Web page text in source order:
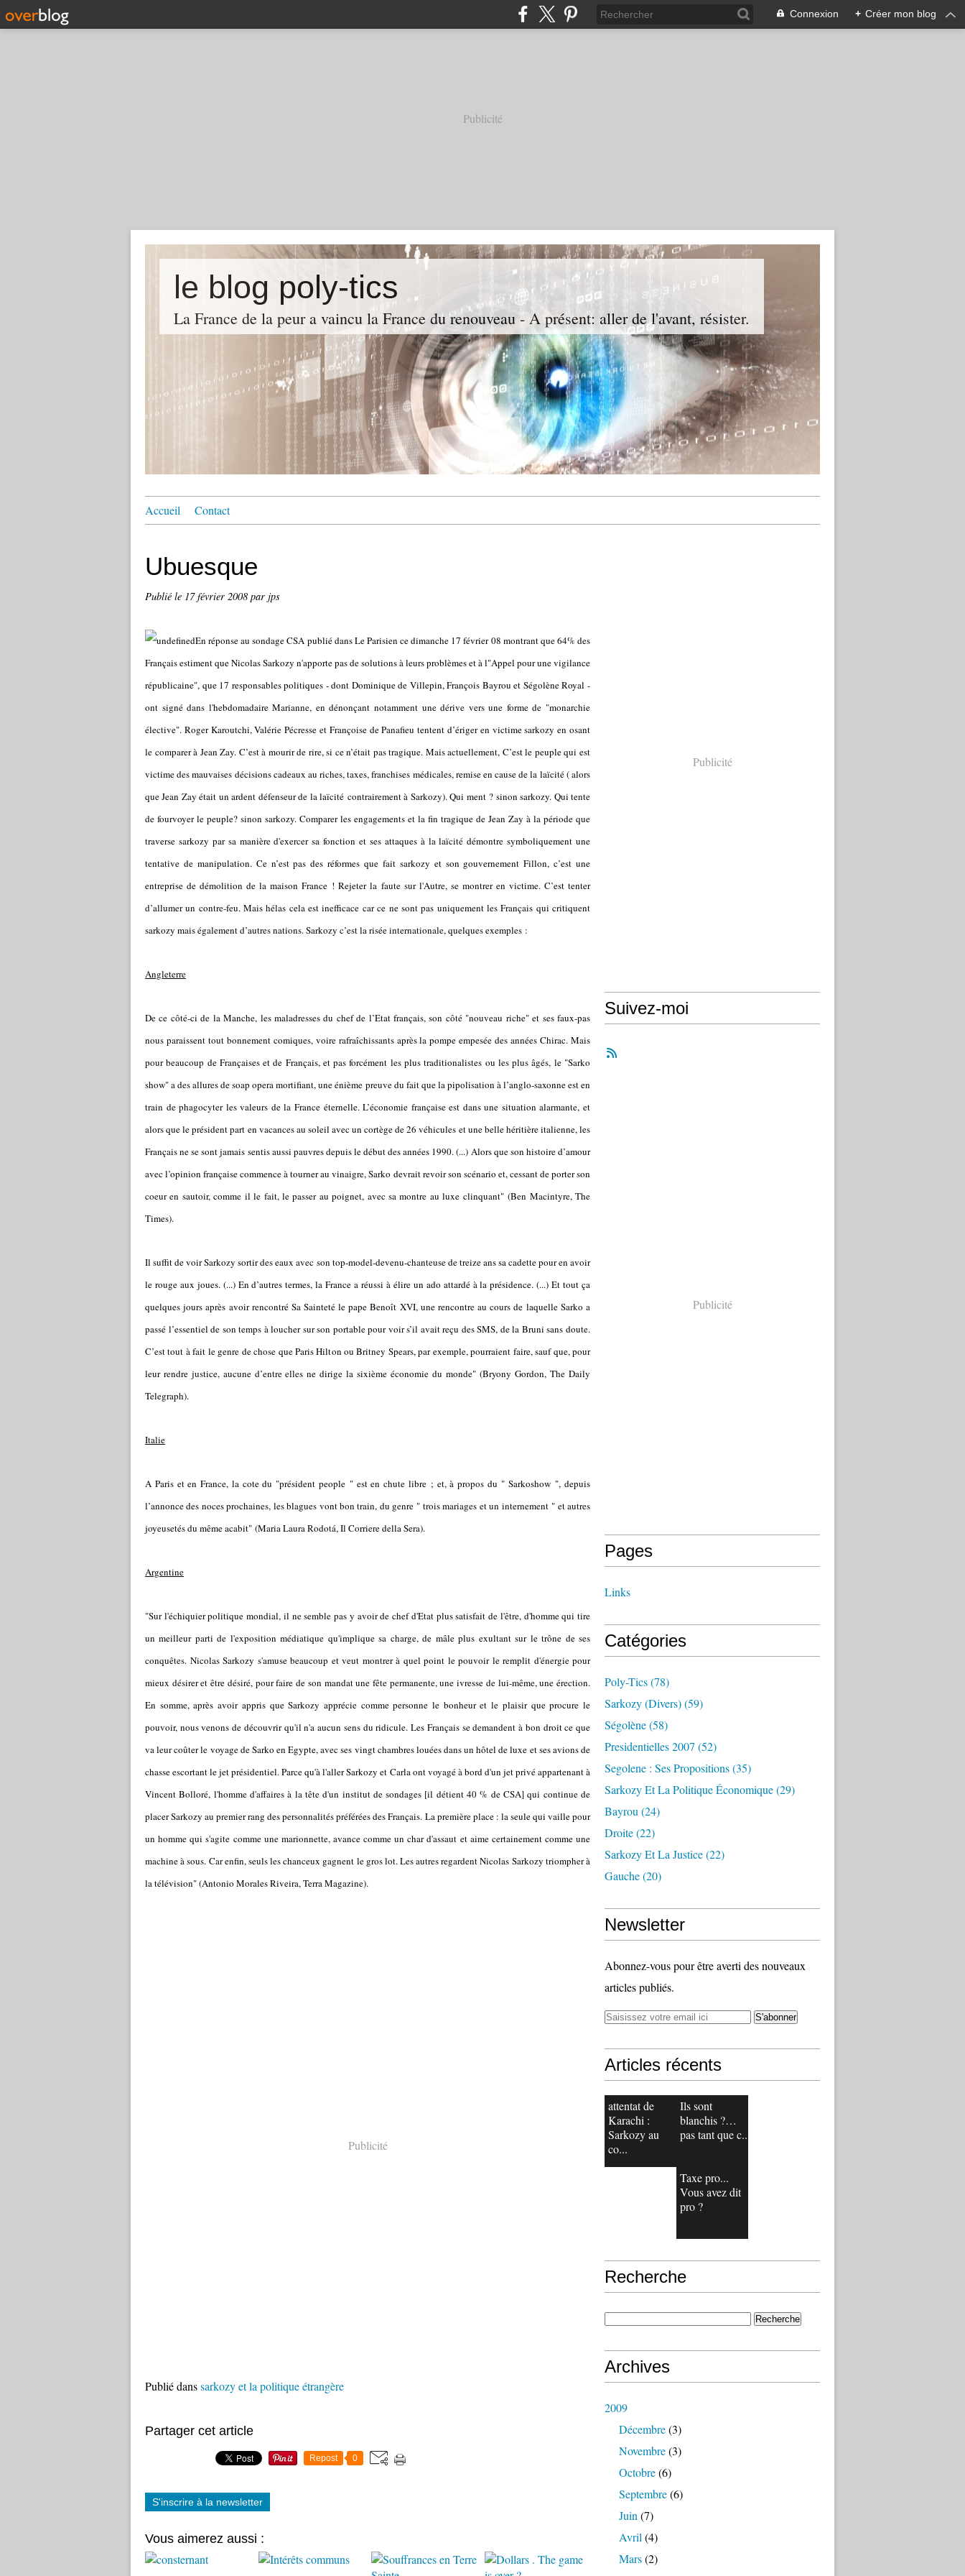
Connexion + Créer mon blog
Publicité
le blog poly-tics
La France de la peur a vaincu la France du renouveau - A présent: aller de l'avant, résister.
Accueil Contact
Ubuesque
Publié le 17 février 2008 par jps
En réponse au sondage CSA publié dans Le Parisien ce dimanche 17 février 08 montrant que 64% des
Français estiment que Nicolas Sarkozy n'apporte pas de solutions à leurs problèmes et à l"Appel pour une vigilance
républicaine", que 17 responsables politiques - dont Dominique de Villepin, François Bayrou et Ségolène Royal -
ont signé dans l'hebdomadaire Marianne, en dénonçant notamment une dérive vers une forme de "monarchie
élective". Roger Karoutchi, Valérie Pécresse et Françoise de Panafieu tentent d’ériger en victime sarkozy en osant
le comparer à Jean Zay. C’est à mourir de rire, si ce n’était pas tragique. Mais actuellement, C’est le peuple qui est
victime des mauvaises décisions cadeaux au riches, taxes, franchises médicales, remise en cause de la laïcité ( alors
que Jean Zay était un ardent défenseur de la laïcité contrairement à Sarkozy). Qui ment ? sinon sarkozy. Qui tente
de fourvoyer le peuple? sinon sarkozy. Comparer les engagements et la fin tragique de Jean Zay à la période que
traverse sarkozy par sa manière d'exercer sa fonction et ses attaques à la laïcité démontre symboliquement une
tentative de manipulation. Ce n’est pas des réformes que fait sarkozy et son gouvernement Fillon, c’est une
entreprise de démolition de la maison France ! Rejeter la faute sur l'Autre, se montrer en victime. C’est tenter
d’allumer un contre-feu. Mais hélas cela est inefficace car ce ne sont pas uniquement les Français qui critiquent
sarkozy mais également d’autres nations. Sarkozy c’est la risée internationale, quelques exemples :
Angleterre
De ce côté-ci de la Manche, les maladresses du chef de l’Etat français, son côté "nouveau riche" et ses faux-pas
nous paraissent tout bonnement comiques, voire rafraîchissants après la pompe empesée des années Chirac. Mais
pour beaucoup de Françaises et de Français, et pas forcément les plus traditionalistes ou les plus âgés, le "Sarko
show" a des allures de soap opera mortifiant, une énième preuve du fait que la pipolisation à l’anglo-saxonne est en
train de phagocyter les valeurs de la France éternelle. L’économie française est dans une situation alarmante, et
alors que le président part en vacances au soleil avec un cortège de 26 véhicules et une belle héritière italienne, les
Français ne se sont jamais sentis aussi pauvres depuis le début des années 1990. (...) Alors que son histoire d’amour
avec l’opinion française commence à tourner au vinaigre, Sarko devrait revoir son scénario et, cessant de porter son
coeur en sautoir, comme il le fait, le passer au poignet, avec sa montre au luxe clinquant" (Ben Macintyre, The
Times).
Il suffit de voir Sarkozy sortir des eaux avec son top-model-devenu-chanteuse de treize ans sa cadette pour en avoir
le rouge aux joues. (...) En d’autres termes, la France a réussi à élire un ado attardé à la présidence. (...) Et tout ça
quelques jours après avoir rencontré Sa Sainteté le pape Benoît XVI, une rencontre au cours de laquelle Sarko a
passé l’essentiel de son temps à loucher sur son portable pour voir s’il avait reçu des SMS, de la Bruni sans doute.
C’est tout à fait le genre de chose que Paris Hilton ou Britney Spears, par exemple, pourraient faire, sauf que, pour
leur rendre justice, aucune d’entre elles ne dirige la sixième économie du monde" (Bryony Gordon, The Daily
Telegraph).
Italie
A Paris et en France, la cote du "président people " est en chute libre ; et, à propos du " Sarkoshow ", depuis
l’annonce des noces prochaines, les blagues vont bon train, du genre " trois mariages et un internement " et autres
joyeusetés du même acabit" (Maria Laura Rodotá, Il Corriere della Sera).
Argentine
"Sur l'échiquier politique mondial, il ne semble pas y avoir de chef d'Etat plus satisfait de l'être, d'homme qui tire
un meilleur parti de l'exposition médiatique qu'implique sa charge, de mâle plus exultant sur le trône de ses
conquêtes. Nicolas Sarkozy s'amuse beaucoup et veut montrer à quel point le pouvoir le remplit d'énergie pour
mieux désirer et être désiré, pour faire de son mandat une fête permanente, une ivresse de lui-même, une érection.
En somme, après avoir appris que Sarkozy apprécie comme personne le bonheur et le plaisir que procure le
pouvoir, nous venons de découvrir qu'il n'a aucun sens du ridicule. Les Français se demandent à bon droit ce que
va leur coûter le voyage de Sarko en Egypte, avec ses vingt chambres louées dans un hôtel de luxe et ses avions de
chasse escortant le jet présidentiel. Parce qu'à l'aller Sarkozy et Carla ont voyagé à bord d'un jet privé appartenant à
Vincent Bolloré, l'homme d'affaires à la tête d'un institut de sondages [il détient 40 % de CSA] qui continue de
placer Sarkozy au premier rang des personnalités préférées des Français. La première place : la seule qui vaille pour
un homme qui s'agite comme une marionnette, avance comme un char d'assaut et aime certainement comme une
machine à sous. Car enfin, seuls les chanceux gagnent le gros lot. Les autres regardent Nicolas Sarkozy triompher à
la télévision" (Antonio Morales Riveira, Terra Magazine).
Publicité
Publié danssarkozy et la politique étrangère
Partager cet article
Repost 0
S'inscrire à la newsletter
Vous aimerez aussi :
Publicité
Suivez-moi
Publicité
Pages
Links
Catégories
Poly-Tics(78)
Sarkozy (divers)(59)
Ségolène(58)
Presidentielles 2007 (52)
Segolene : Ses Propositions(35)
Sarkozy Et La Politique Économique(29)
Bayrou (24)
Droite(22)
Sarkozy Et La Justice(22)
Gauche(20)
Newsletter
Abonnez-vous pour être averti des nouveaux
articles publiés.
Articles récents
attentat de
Karachi :
Sarkozy au
co...
Ils sont
blanchis ?…
pas tant que c...
Taxe pro...
Vous avez dit
pro ?
Recherche
Archives
2009
Décembre(3)
Novembre(3)
Octobre(6)
Septembre(6)
Juin (7)
Avril (4)
Mars(2)